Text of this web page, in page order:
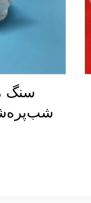
سنگ